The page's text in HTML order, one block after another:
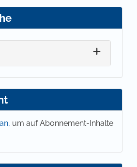
um auf Abonnement-Inhalte